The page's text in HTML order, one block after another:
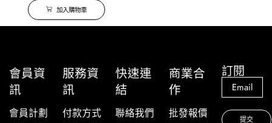
加入購物車
會員資
訊
會員計劃
服務資
訊
付款方式
快速連
結
聯絡我們
商業合
作
批發報價
訂閱